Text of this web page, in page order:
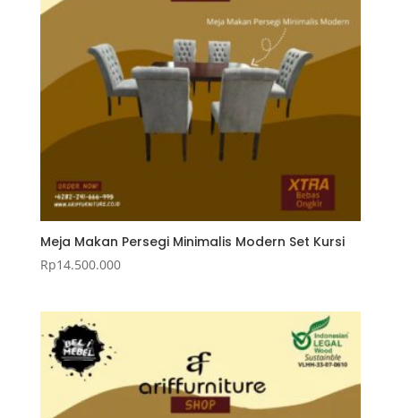
Meja Makan Persegi Minimalis Modern Set Kursi
Rp14.500.000